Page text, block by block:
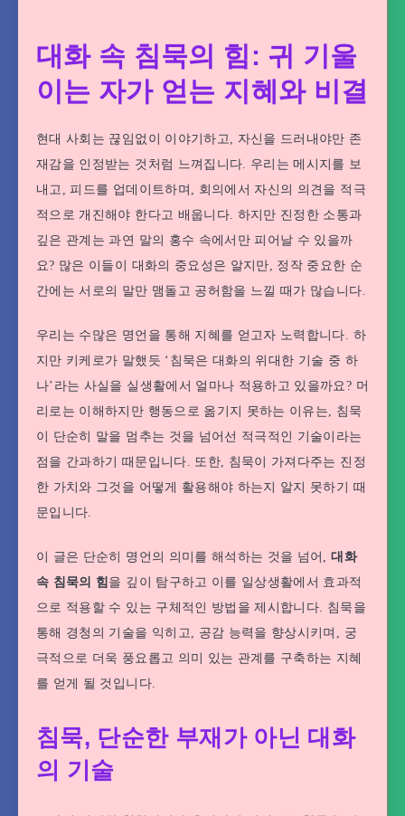
대화 속 침묵의 힘: 귀 기울
이는 자가 얻는 지혜와 비결
현대 사회는 끊임없이 이야기하고, 자신을 드러내야만 존
재감을 인정받는 것처럼 느껴집니다. 우리는 메시지를 보
내고, 피드를 업데이트하며, 회의에서 자신의 의견을 적극
적으로 개진해야 한다고 배웁니다. 하지만 진정한 소통과
깊은 관계는 과연 말의 홍수 속에서만 피어날 수 있을까
요? 많은 이들이 대화의 중요성은 알지만, 정작 중요한 순
간에는 서로의 말만 맴돌고 공허함을 느낄 때가 많습니다.
우리는 수많은 명언을 통해 지혜를 얻고자 노력합니다. 하
지만 키케로가 말했듯 ‘침묵은 대화의 위대한 기술 중 하
나’라는 사실을 실생활에서 얼마나 적용하고 있을까요? 머
리로는 이해하지만 행동으로 옮기지 못하는 이유는, 침묵
이 단순히 말을 멈추는 것을 넘어선 적극적인 기술이라는
점을 간과하기 때문입니다. 또한, 침묵이 가져다주는 진정
한 가치와 그것을 어떻게 활용해야 하는지 알지 못하기 때
문입니다.
이 글은 단순히 명언의 의미를 해석하는 것을 넘어,대화
속 침묵의 힘 을 깊이 탐구하고 이를 일상생활에서 효과적
으로 적용할 수 있는 구체적인 방법을 제시합니다. 침묵을
통해 경청의 기술을 익히고, 공감 능력을 향상시키며, 궁
극적으로 더욱 풍요롭고 의미 있는 관계를 구축하는 지혜
를 얻게 될 것입니다.
침묵, 단순한 부재가 아닌 대화
의 기술